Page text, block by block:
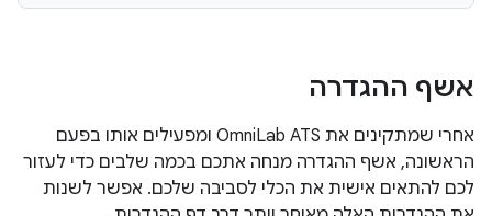
אשף ההגדרה
אחרי שמתקינים את OmniLab ATS ומפעילים אותו בפעם
הראשונה, אשף ההגדרה מנחה אתכם בכמה שלבים כדי לעזור
לכם להתאים אישית את הכלי לסביבה שלכם. אפשר לשנות